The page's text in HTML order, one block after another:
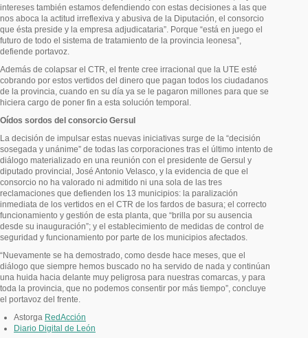
intereses también estamos defendiendo con estas decisiones a las que
nos aboca la actitud irreflexiva y abusiva de la Diputación, el consorcio
que ésta preside y la empresa adjudicataria”. Porque “está en juego el
futuro de todo el sistema de tratamiento de la provincia leonesa”,
defiende portavoz.
Además de colapsar el CTR, el frente cree irracional que la UTE esté
cobrando por estos vertidos del dinero que pagan todos los ciudadanos
de la provincia, cuando en su día ya se le pagaron millones para que se
hiciera cargo de poner fin a esta solución temporal.
Oídos sordos del consorcio Gersul
La decisión de impulsar estas nuevas iniciativas surge de la “decisión
sosegada y unánime” de todas las corporaciones tras el último intento de
diálogo materializado en una reunión con el presidente de Gersul y
diputado provincial, José Antonio Velasco, y la evidencia de que el
consorcio no ha valorado ni admitido ni una sola de las tres
reclamaciones que defienden los 13 municipios: la paralización
inmediata de los vertidos en el CTR de los fardos de basura; el correcto
funcionamiento y gestión de esta planta, que “brilla por su ausencia
desde su inauguración”; y el establecimiento de medidas de control de
seguridad y funcionamiento por parte de los municipios afectados.
“Nuevamente se ha demostrado, como desde hace meses, que el
diálogo que siempre hemos buscado no ha servido de nada y continúan
una huida hacia delante muy peligrosa para nuestras comarcas, y para
toda la provincia, que no podemos consentir por más tiempo”, concluye
el portavoz del frente.
Astorga RedAcción
Diario Digital de León